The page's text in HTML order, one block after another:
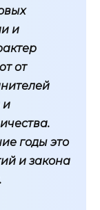
и
от
и
годы это
и закона